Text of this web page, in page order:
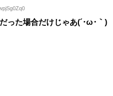
った場合だけじゃあ(´･ω･｀)